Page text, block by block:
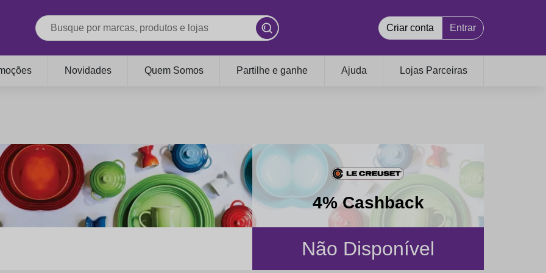
Criar conta Entrar
Novidades Quem Somos Partilhe e ganhe Ajuda Lojas Parceiras
4% Cashback
Não Disponível